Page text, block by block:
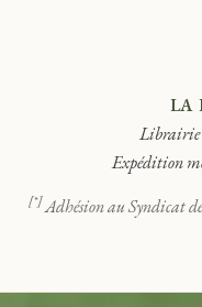
LA
Librairie
Expédition
[*]Adhésion au Syndicat